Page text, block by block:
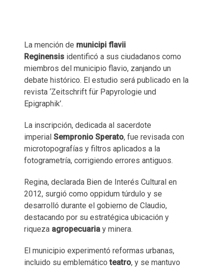
La mención de municipi flavii
Reginensis identificó a sus ciudadanos como
miembros del municipio flavio, zanjando un
debate histórico. El estudio será publicado en la
revista ‘Zeitschrift für Papyrologie und
Epigraphik’.
La inscripción, dedicada al sacerdote
imperial Sempronio Sperato, fue revisada con
microtopografías y filtros aplicados a la
fotogrametría, corrigiendo errores antiguos.
Regina, declarada Bien de Interés Cultural en
2012, surgió como oppidum túrdulo y se
desarrolló durante el gobierno de Claudio,
destacando por su estratégica ubicación y
riqueza agropecuaria y minera.
El municipio experimentó reformas urbanas,
incluido su emblemáticoteatro, y se mantuvo